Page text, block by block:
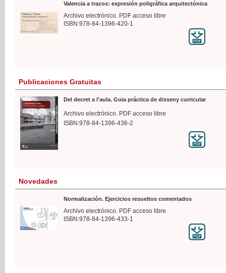
Valencia a trazos: expresión poligráfica arquitectónica
Archivo electrónico. PDF acceso libre
ISBN:978-84-1396-420-1
Publicaciones Gratuitas
Del decret a l'aula. Guia práctica de disseny curricular
Archivo electrónico. PDF acceso libre
ISBN:978-84-1396-436-2
Novedades
Normalización. Ejercicios resueltos comentados
Archivo electrónico. PDF acceso libre
ISBN:978-84-1396-433-1